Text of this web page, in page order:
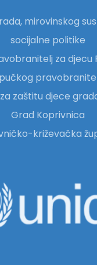
mirovinskog
socijalne politike
za djecu
zaštitu djece
Grad Koprivnica
križevačka